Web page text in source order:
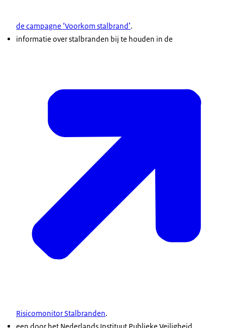
de campagne ‘Voorkom stalbrand’.
informatie over stalbranden bij te houden in de
Risicomonitor Stalbranden.